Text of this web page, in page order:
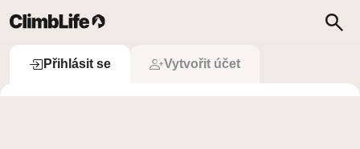
Vyhledávání
Přihlásit se
Přihlásit se Vytvořit účet
Upozornění